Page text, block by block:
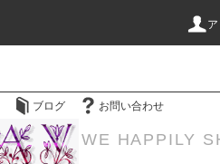
ブログ お問い合わせ
WE HAPPILY